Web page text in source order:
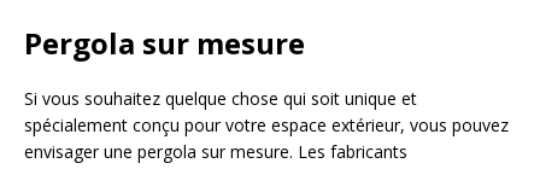
Pergola sur mesure
Si vous souhaitez quelque chose qui soit unique et
spécialement conçu pour votre espace extérieur, vous pouvez
envisager une pergola sur mesure. Les fabricants